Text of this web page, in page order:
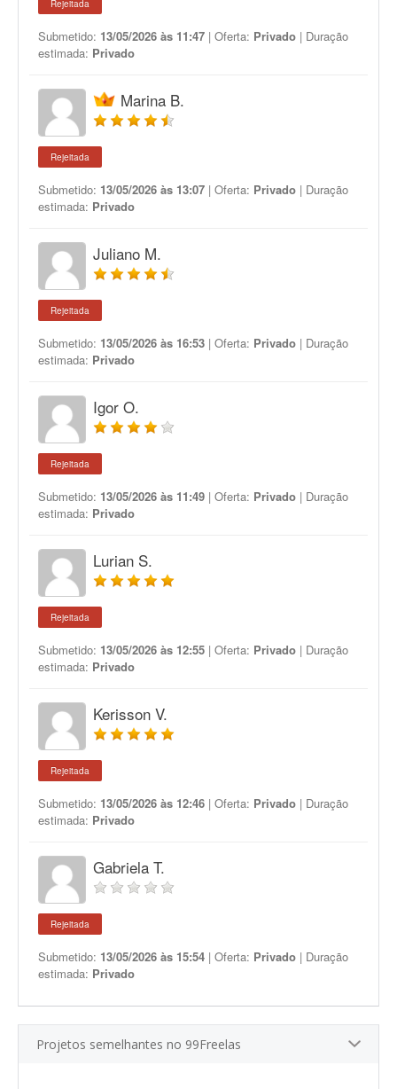
Rejeitada
Submetido: 13/05/2026 às 11:47 | Oferta: Privado | Duração
estimada: Privado
Marina B.
Rejeitada
Submetido: 13/05/2026 às 13:07 | Oferta: Privado | Duração
estimada: Privado
Juliano M.
Rejeitada
Submetido: 13/05/2026 às 16:53 | Oferta: Privado | Duração
estimada: Privado
Igor O.
Rejeitada
Submetido: 13/05/2026 às 11:49 | Oferta: Privado | Duração
estimada: Privado
Lurian S.
Rejeitada
Submetido: 13/05/2026 às 12:55 | Oferta: Privado | Duração
estimada: Privado
Kerisson V.
Rejeitada
Submetido: 13/05/2026 às 12:46 | Oferta: Privado | Duração
estimada: Privado
Gabriela T.
Rejeitada
Submetido: 13/05/2026 às 15:54 | Oferta: Privado | Duração
estimada: Privado
Projetos semelhantes no 99Freelas